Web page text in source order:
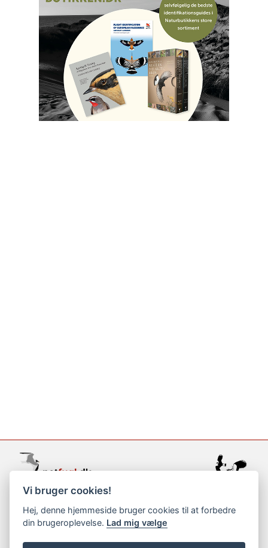
support@netfugl.dk
copyright © 2002-2023
Vi bruger cookies!
Hej, denne hjemmeside bruger cookies til at forbedre
din brugeroplevelse. Lad mig vælge